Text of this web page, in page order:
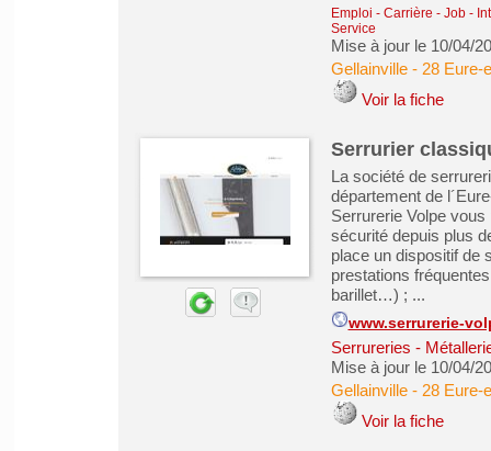
Emploi - Carrière - Job -
Service
Mise à jour le 10/04/
Gellainville- 28 Eure-
Voir la fiche
Serrurier
La société de
département de
Serrurerie Volpe
sécurité depuis plus
place un dispositif de
prestations
barillet…) ; ...
www.serrurerie-
Serrureries -
Mise à jour le 10/04/
Gellainville- 28 Eure-
Voir la fiche